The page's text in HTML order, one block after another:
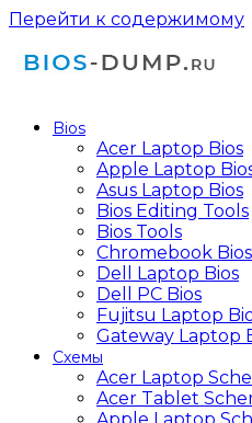
Перейти к содержимому
Bios
Acer Laptop Bios
Apple Laptop
Asus Laptop Bios
Bios Editing Tools
Bios Tools
Chromebook Bios
Dell Laptop Bios
Dell PC Bios
Fujitsu Laptop
Gateway Laptop
Схемы
Acer Laptop
Acer Tablet